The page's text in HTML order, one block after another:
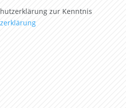
zur Kenntnis